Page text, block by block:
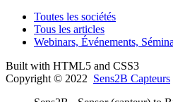
Toutes les sociétés
Tous les articles
Webinars, Événements,
Built with HTML5 and CSS3
Copyright © 2022 Sens2B Capteurs